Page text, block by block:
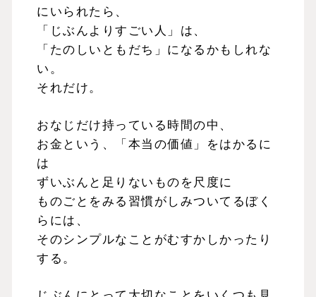
にいられたら、
「じぶんよりすごい人」は、
「たのしいともだち」になるかもしれな
い。
それだけ。
おなじだけ持っている時間の中、
お金という、「本当の価値」をはかるに
は
ずいぶんと足りないものを尺度に
ものごとをみる習慣がしみついてるぼく
らには、
そのシンプルなことがむすかしかったり
する。